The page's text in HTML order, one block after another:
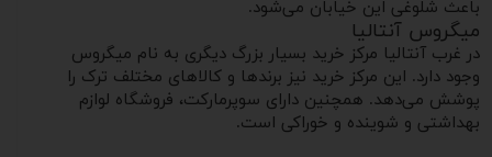
باعث شلوغی این خیابان می‌شود.
میگروس آنتالیا
در غرب آنتالیا مرکز خرید بسیار بزرگ دیگری به نام میگروس
وجود دارد. این مرکز خرید نیز برندها و کالاهای مختلف ترک را
پوشش می‌دهد. همچنین دارای سوپرمارکت، فروشگاه لوازم
بهداشتی و شوینده و خوراکی است.